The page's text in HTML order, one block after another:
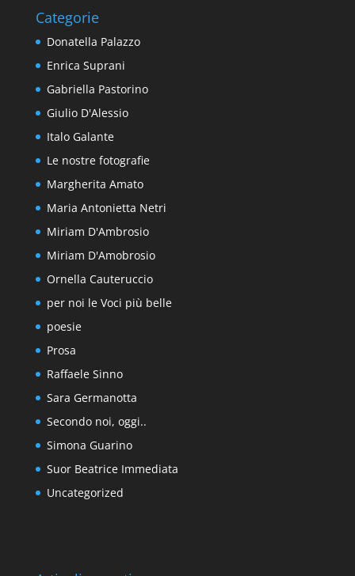
Categorie
Donatella Palazzo
Enrica Suprani
Gabriella Pastorino
Giulio D'Alessio
Italo Galante
Le nostre fotografie
Margherita Amato
Maria Antonietta Netri
Miriam D'Ambrosio
Miriam D'Amobrosio
Ornella Cauteruccio
per noi le Voci più belle
poesie
Prosa
Raffaele Sinno
Sara Germanotta
Secondo noi, oggi..
Simona Guarino
Suor Beatrice Immediata
Uncategorized